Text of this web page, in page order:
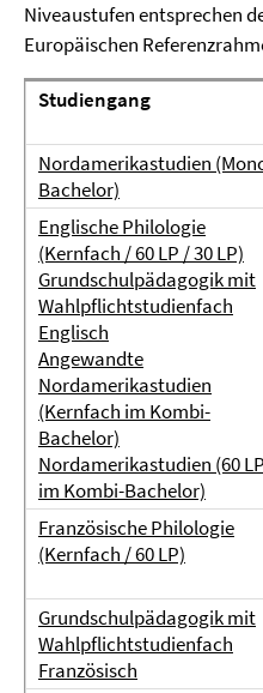
Niveaustufen entsprechen
Europäischen
Studiengang
Nordamerikastudien
Bachelor)
Englische Philologie
(Kernfach / 60 LP / 30 LP)
Grundschulpädagogik mit
Wahlpflichtstudienfach
Englisch
Angewandte
Nordamerikastudien
(Kernfach im Kombi-
Bachelor)
Nordamerikastudien (60 LP
im Kombi-Bachelor)
Französische Philologie
(Kernfach / 60 LP)
Grundschulpädagogik mit
Wahlpflichtstudienfach
Französisch